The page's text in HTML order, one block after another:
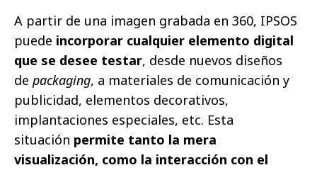
A partir de una imagen grabada en 360, IPSOS
puede incorporar cualquier elemento digital
que se desee testar, desde nuevos diseños
de packaging, a materiales de comunicación y
publicidad, elementos decorativos,
implantaciones especiales, etc. Esta
situación permite tanto la mera
visualización, como la interacción con el